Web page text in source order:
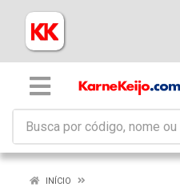
INÍCIO